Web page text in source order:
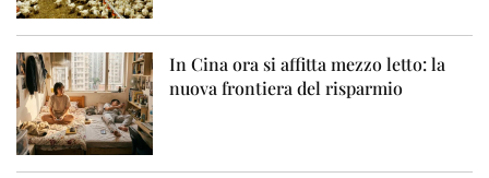
In Cina ora si affitta mezzo letto: la
nuova frontiera del risparmio